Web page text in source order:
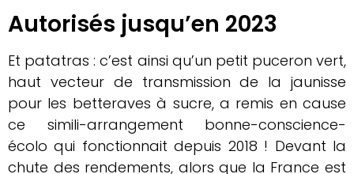
Autorisés jusqu’en 2023
Et patatras : c’est ainsi qu’un petit puceron vert,
haut vecteur de transmission de la jaunisse
pour les betteraves à sucre, a remis en cause
ce simili-arrangement bonne-conscience-
écolo qui fonctionnait depuis 2018 ! Devant la
chute des rendements, alors que la France est